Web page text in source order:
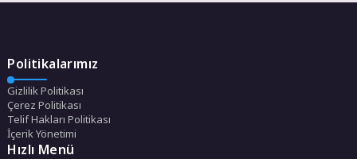
Politikalarımız
Gizlilik Politikası
Çerez Politikası
Telif Hakları Politikası
İçerik Yönetimi
Hızlı Menü